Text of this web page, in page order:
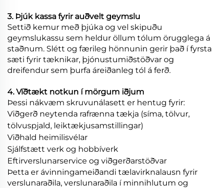
3. Þjúk kassa fyrir auðvelt geymslu
Settið kemur með þjúka og vel skipuðu
geymslukassu sem heldur öllum tólum örugglega á
staðnum. Slétt og færileg hönnunin gerir það í fyrsta
sæti fyrir tæknikar, þjónustumiðstöðvar og
dreifendur sem þurfa áreiðanleg tól á ferð.
4. Víðtækt notkun í mörgum iðjum
Þessi nákvæm skruvunálasett er hentug fyrir:
Viðgerð neytenda rafrænna tækja (síma, tölvur,
tölvuspjald, leiktækjusamstillingar)
Viðhald heimilisvélar
Sjálfstætt verk og hobbíverk
Eftirverslunarservice og viðgerðarstöðvar
Þetta er ávinningameiðandi tælavirknalausn fyrir
verslunaraðila, verslunaraðila í minnihlutum og